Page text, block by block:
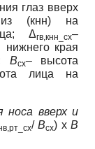
глаз вверх
(кнн) на
Δгв,кнн_сх–
края
Всх– высота
лица на
носа вверх и
/Всх) х В